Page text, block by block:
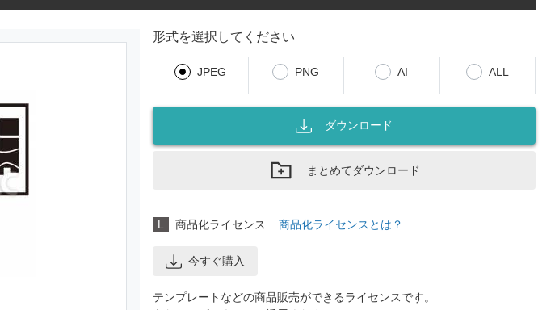
形式を選択してください
JPEG PNG AI ALL
ダウンロード
まとめてダウンロード
L 商品化ライセンス 商品化ライセンスとは？
今すぐ購入
テンプレートなどの商品販売ができるライセンスです。